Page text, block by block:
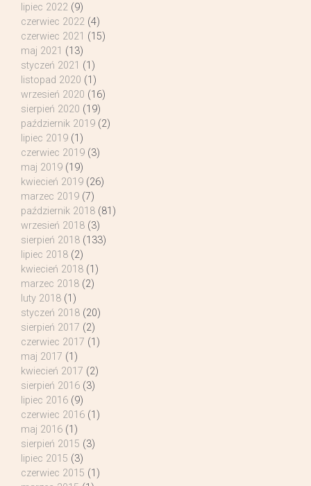
lipiec 2022 (9)
czerwiec 2022 (4)
czerwiec 2021 (15)
maj 2021 (13)
styczeń 2021 (1)
listopad 2020 (1)
wrzesień 2020 (16)
sierpień 2020 (19)
październik 2019 (2)
lipiec 2019 (1)
czerwiec 2019 (3)
maj 2019 (19)
kwiecień 2019 (26)
marzec 2019 (7)
październik 2018 (81)
wrzesień 2018 (3)
sierpień 2018 (133)
lipiec 2018 (2)
kwiecień 2018 (1)
marzec 2018 (2)
luty 2018 (1)
styczeń 2018 (20)
sierpień 2017 (2)
czerwiec 2017 (1)
maj 2017 (1)
kwiecień 2017 (2)
sierpień 2016 (3)
lipiec 2016 (9)
czerwiec 2016 (1)
maj 2016 (1)
sierpień 2015 (3)
lipiec 2015 (3)
czerwiec 2015 (1)